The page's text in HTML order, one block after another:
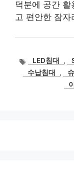
덕분에 공간
고 편안한 잠
태
그
LED침대 ,
수납침대
,